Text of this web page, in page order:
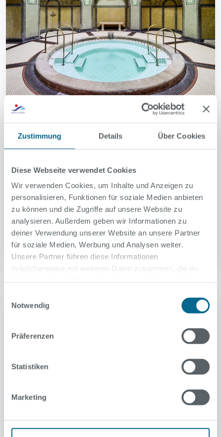
Zustimmung Details Über Cookies
Diese Webseite verwendet Cookies
Wir verwenden Cookies, um Inhalte und Anzeigen zu
personalisieren, Funktionen für soziale Medien anbieten
zu können und die Zugriffe auf unsere Website zu
analysieren. Außerdem geben wir Informationen zu
deiner Verwendung unserer Website an unsere Partner
für soziale Medien, Werbung und Analysen weiter.
Unsere Partner führen diese Informationen
möglicherweise mit weiteren Daten zusammen, die du
Notwendig
Präferenzen
Statistiken
Marketing
Stadtbad Neukölln
Sanierung der Sauna im Stadtbad
Neukölln beendet
29. Januar 2026
Wiedereröffnung am 1. Februar 2026 mit neuer
Aufguss-Sauna und neuem Warmwasserbecken.
Weiterlesen